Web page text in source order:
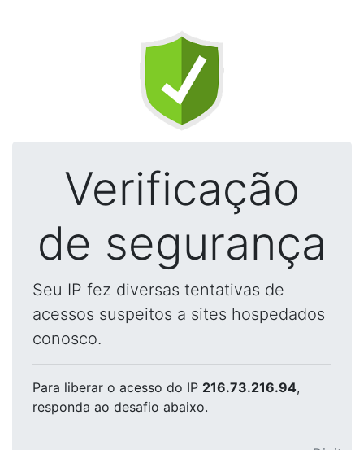
Verificação
de segurança
Seu IP fez diversas tentativas de
acessos suspeitos a sites hospedados
conosco.
Para liberar o acesso do IP 216.73.216.94,
responda ao desafio abaixo.